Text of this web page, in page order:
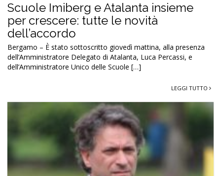
Scuole Imiberg e Atalanta insieme
per crescere: tutte le novità
dell’accordo
Bergamo – È stato sottoscritto giovedì mattina, alla presenza
dell’Amministratore Delegato di Atalanta, Luca Percassi, e
dell’Amministratore Unico delle Scuole […]
LEGGI TUTTO